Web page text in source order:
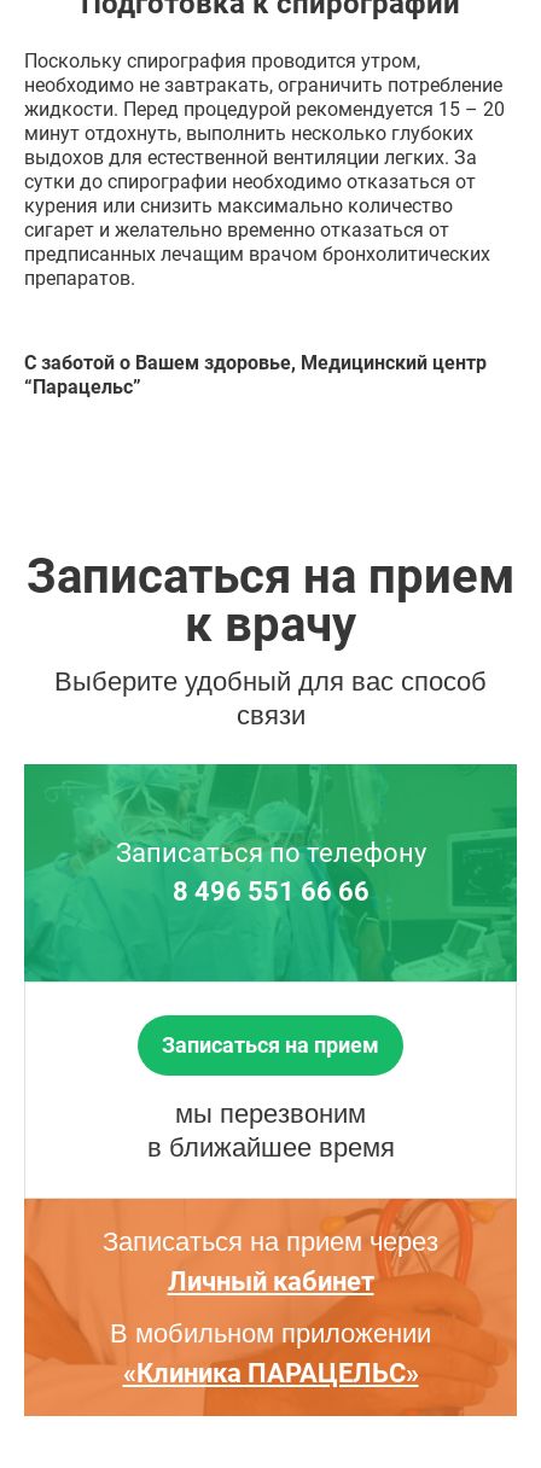
Поскольку спирография проводится утром,
необходимо не завтракать, ограничить потребление
жидкости. Перед процедурой рекомендуется 15 – 20
минут отдохнуть, выполнить несколько глубоких
выдохов для естественной вентиляции легких. За
сутки до спирографии необходимо отказаться от
курения или снизить максимально количество
сигарет и желательно временно отказаться от
предписанных лечащим врачом бронхолитических
препаратов.
С заботой о Вашем здоровье, Медицинский центр
“Парацельс”
Записаться на прием
к врачу
Выберите удобный для вас способ
связи
Записаться по телефону
8 496 551 66 66
Записаться на прием
мы перезвоним
в ближайшее время
Записаться на прием через
Личный кабинет
В мобильном приложении
«Клиника ПАРАЦЕЛЬС»